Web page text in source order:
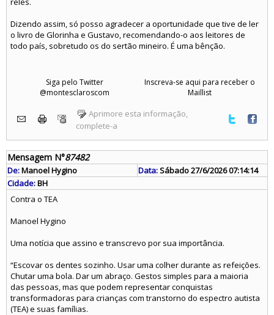
Dizendo assim, só posso agradecer a oportunidade que tive de ler
o livro de Glorinha e Gustavo, recomendando-o aos leitores de
todo país, sobretudo os do sertão mineiro. É uma bênção.
Siga pelo Twitter
@montesclaroscom
Inscreva-se aqui para receber o
Maillist
Aprimore esta informação,
complete-a
Mensagem N°87482
De:Manoel Hygino Data:Sábado 27/6/2026 07:14:14
Cidade:BH
Contra o TEA
Manoel Hygino
Uma notícia que assino e transcrevo por sua importância.
“Escovar os dentes sozinho. Usar uma colher durante as refeições.
Chutar uma bola. Dar um abraço. Gestos simples para a maioria
das pessoas, mas que podem representar conquistas
transformadoras para crianças com transtorno do espectro autista
(TEA) e suas famílias.